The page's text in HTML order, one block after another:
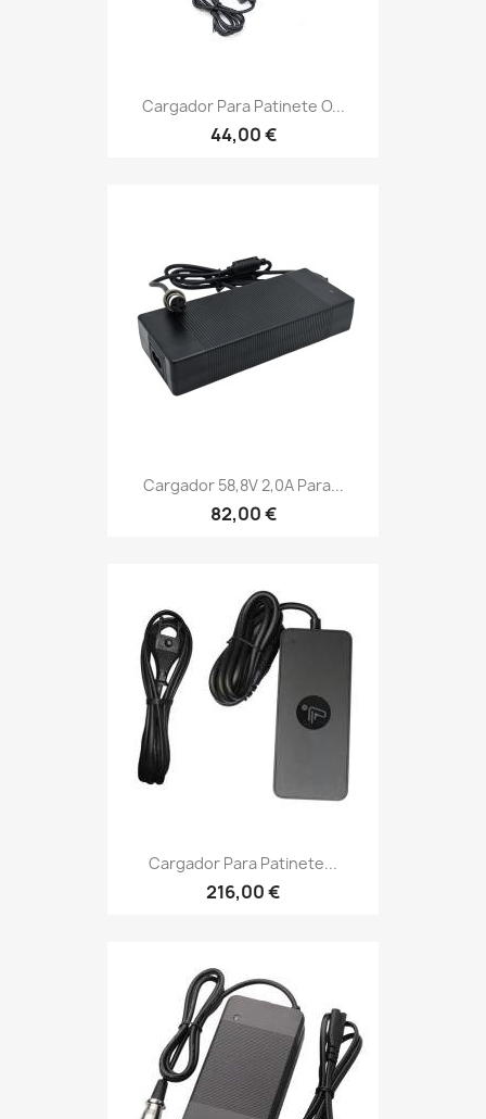
Cargador Para Patinete O...
44,00 €
Cargador 58,8V 2,0A Para...
82,00 €
Cargador Para Patinete...
216,00 €